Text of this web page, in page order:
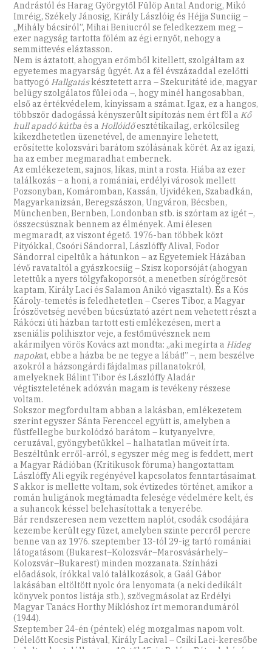
Andrástól és Harag Györgytől Fülöp Antal Andorig, Mikó
Imréig, Székely Jánosig, Király Lászlóig és Héjja Sunciig –
„Mihály bácsiról”, Mihai Beniucról se feledkezzem meg –
ezer nagyság tartotta fölém az égi ernyőt, nehogy a
semmittevés eláztasson.
Nem is áztatott, ahogyan erőmből kitellett, szolgáltam az
egyetemes magyarság ügyét. Az a fél évszázaddal ezelőtti
battyogó Hallgatáskésztetett arra – Szekuritáté ide, magyar
belügy szolgálatos fülei oda –, hogy minél hangosabban,
első az értékvédelem, kinyissam a számat. Igaz, ez a hangos,
többször dadogássá kényszerült sipítozás nem ért föl a Kő
hull apadó kútba és a Hollóidőesztétikailag, erkölcsileg
kikezdhetetlen üzenetével, de amennyire lehetett,
erősítette kolozsvári barátom szólásának körét. Az az igazi,
ha az ember megmaradhat embernek.
Az emlékezetem, sajnos, likas, mint a rosta. Hiába az ezer
találkozás – a honi, a romániai, erdélyi városok mellett
Pozsonyban, Komáromban, Kassán, Újvidéken, Szabadkán,
Magyarkanizsán, Beregszászon, Ungváron, Bécsben,
Münchenben, Bernben, Londonban stb. is szórtam az igét –,
összecsúsznak bennem az élmények. Ami élesen
megmaradt, az viszont égető. 1976-ban többek közt
Pityókkal, Csoóri Sándorral, Lászlóffy Alival, Fodor
Sándorral cipeltük a hátunkon – az Egyetemiek Házában
lévő ravataltól a gyászkocsiig – Szisz koporsóját (ahogyan
letettük a nyers tölgyfakoporsót, a menetben sírógörcsöt
kaptam, Király Laci és Salamon Anikó vigasztalt). És a Kós
Károly-temetés is feledhetetlen – Cseres Tibor, a Magyar
Írószövetség nevében búcsúztató azért nem vehetett részt a
Rákóczi úti házban tartott esti emlékezésen, mert a
zseniális polihisztor veje, a festőművésznek nem
akármilyen vörös Kovács azt mondta: „aki megírta a Hideg
napokat, ebbe a házba be ne tegye a lábát!” –, nem beszélve
azokról a házsongárdi fájdalmas pillanatokról,
amelyeknek Bálint Tibor és Lászlóffy Aladár
végtiszteletének adózván magam is tevékeny részese
voltam.
Sokszor megfordultam abban a lakásban, emlékezetem
szerint egyszer Sánta Ferenccel együtt is, amelyben a
füstfellegbe burkolódzó barátom – kutyanyelvre,
ceruzával, gyöngybetűkkel – halhatatlan műveit írta.
Beszéltünk erről-arról, s egyszer még meg is feddett, mert
a Magyar Rádióban (Kritikusok fóruma) hangoztattam
Lászlóffy Ali egyik regényével kapcsolatos fenntartásaimat.
S akkor is mellette voltam, sok évtizedes történet, amikor a
román huligánok megtámadta felesége védelmére kelt, és
a suhancok késsel belehasítottak a tenyerébe.
Bár rendszeresen nem vezettem naplót, csodák csodájára
kezembe került egy füzet, amelyben szinte percről percre
benne van az 1976. szeptember 13-tól 29-ig tartó romániai
látogatásom (Bukarest–Kolozsvár–Marosvásárhely–
Kolozsvár–Bukarest) minden mozzanata. Színházi
előadások, írókkal való találkozások, a Gaál Gábor
lakásában eltöltött nyolc óra lenyomata (a neki dedikált
könyvek pontos listája stb.), szövegmásolat az Erdélyi
Magyar Tanács Horthy Miklóshoz írt memorandumáról
(1944).
Szeptember 24-én (péntek) elég mozgalmas napom volt.
Délelőtt Kocsis Pistával, Király Lacival – Csiki Laci-keresőbe